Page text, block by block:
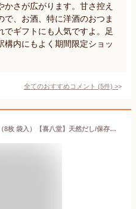
さが広がります。甘さ控え
、お酒、特に洋酒のおつま
でギフトにも人気ですよ。足
構内にもよく期間限定ショッ
全てのおすすめコメント (5件) >
【無添加】ぬれ煎餅はんやわ（8枚 袋入）【喜八堂】天然だし/保存料なし/着色料なし/ギフト/プレゼント/帰省みやげ/お土産/ぬれせんべい/自家用/やわらか焼き/東京駅/